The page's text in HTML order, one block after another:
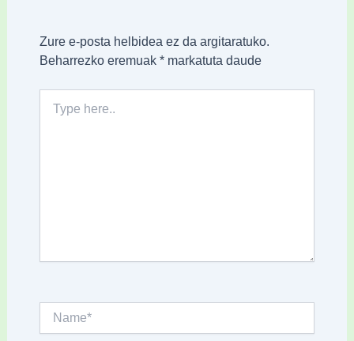
Zure e-posta helbidea ez da argitaratuko.
Beharrezko eremuak *markatuta daude
here..